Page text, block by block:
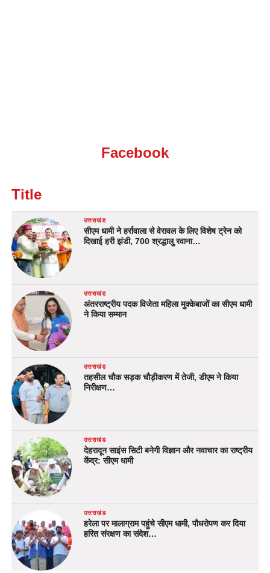
Facebook
Title
उत्तराखंड
सीएम धामी ने हर्रावाला से वेरावल के लिए विशेष ट्रेन को
दिखाई हरी झंडी, 700 श्रद्धालु रवाना…
उत्तराखंड
अंतरराष्ट्रीय पदक विजेता महिला मुक्केबाजों का सीएम धामी
ने किया सम्मान
उत्तराखंड
तहसील चौक सड़क चौड़ीकरण में तेजी, डीएम ने किया
निरीक्षण…
उत्तराखंड
देहरादून साइंस सिटी बनेगी विज्ञान और नवाचार का राष्ट्रीय
केंद्र: सीएम धामी
उत्तराखंड
हरेला पर मालाग्राम पहुंचे सीएम धामी, पौधरोपण कर दिया
हरित संरक्षण का संदेश…